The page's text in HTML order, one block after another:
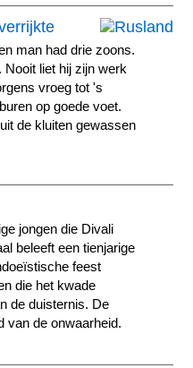
man had drie zoons.
Nooit liet hij zijn werk
vroeg tot 's
op goede voet.
de kluiten gewassen
jongen die Divali
beleeft een tienjarige
feest
die het kwade
de duisternis. De
van de onwaarheid.